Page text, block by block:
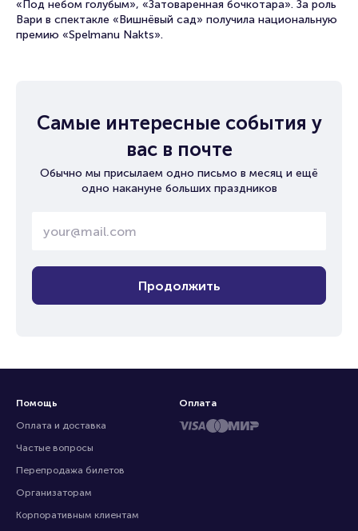
«Под небом голубым», «Затоваренная бочкотара». За роль
Вари в спектакле «Вишнёвый сад» получила национальную
премию «Spelmanu Nakts».
Самые интересные события у
вас в почте
Обычно мы присылаем одно письмо в месяц и ещё
одно накануне больших праздников
Продолжить
Помощь
Оплата и доставка
Частые вопросы
Перепродажа билетов
Организаторам
Корпоративным клиентам
Оплата